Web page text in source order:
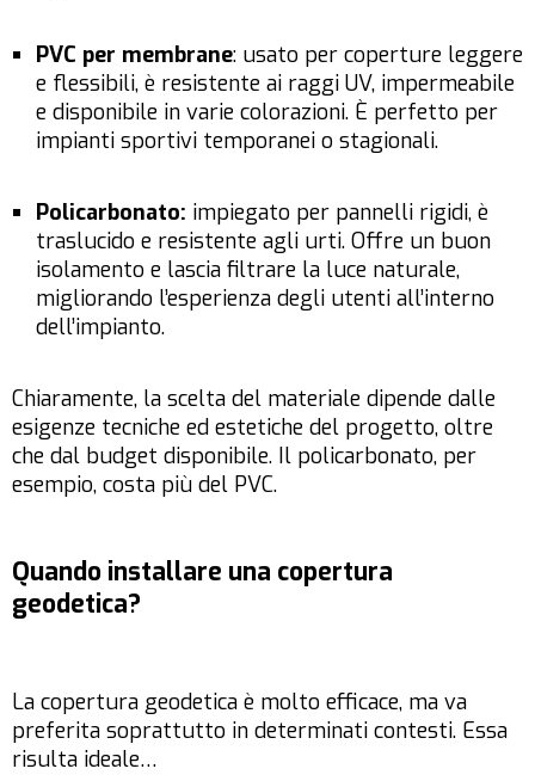
PVC per membrane: usato per coperture leggere
e flessibili, è resistente ai raggi UV, impermeabile
e disponibile in varie colorazioni. È perfetto per
impianti sportivi temporanei o stagionali.
Policarbonato: impiegato per pannelli rigidi, è
traslucido e resistente agli urti. Offre un buon
isolamento e lascia filtrare la luce naturale,
migliorando l’esperienza degli utenti all’interno
dell’impianto.
Chiaramente, la scelta del materiale dipende dalle
esigenze tecniche ed estetiche del progetto, oltre
che dal budget disponibile. Il policarbonato, per
esempio, costa più del PVC.
Quando installare una copertura
geodetica?
La copertura geodetica è molto efficace, ma va
preferita soprattutto in determinati contesti. Essa
risulta ideale…